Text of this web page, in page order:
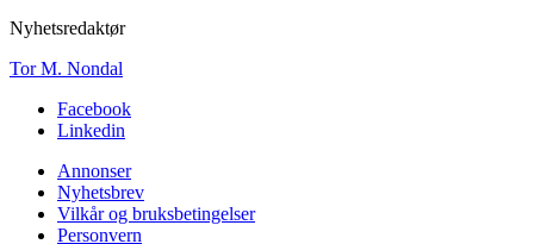
Nyhetsredaktør
Tor M. Nondal
Facebook
Linkedin
Annonser
Nyhetsbrev
Vilkår og bruksbetingelser
Personvern